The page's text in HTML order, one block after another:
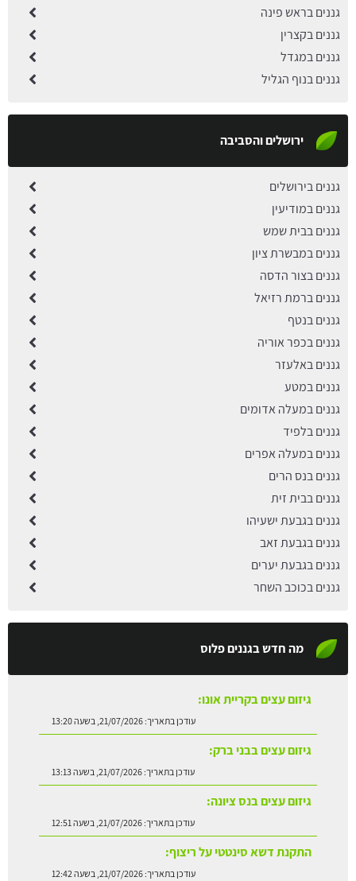
גננים בראש פינה
גננים בקצרין
גננים במגדל
גננים בנוף הגליל
ירושלים והסביבה
גננים בירושלים
גננים במודיעין
גננים בבית שמש
גננים במבשרת ציון
גננים בצור הדסה
גננים ברמת רזיאל
גננים בנטף
גננים בכפר אוריה
גננים באלעזר
גננים במטע
גננים במעלה אדומים
גננים בלפיד
גננים במעלה אפרים
גננים בנס הרים
גננים בבית זית
גננים בגבעת ישעיהו
גננים בגבעת זאב
גננים בגבעת יערים
גננים בכוכב השחר
מה חדש בגננים פלוס
גיזום עצים בבני ברק:
עודכן בתאריך:21/07/2026, בשעה 13:13
גיזום עצים בנס ציונה:
עודכן בתאריך:21/07/2026, בשעה 12:51
התקנת דשא סינטטי על ריצוף:
עודכן בתאריך: 21/07/2026, בשעה 12:42
שתילת עץ אבוקדו:
עודכן בתאריך:21/07/2026, בשעה 13:24